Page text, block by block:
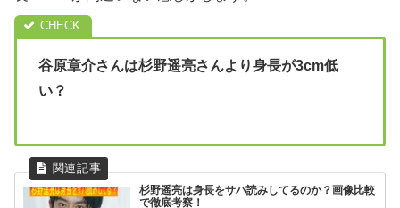
谷原章介さんは杉野遥亮さんより身長が3cm低
い？
杉野遥亮は身長をサバ読みしてるのか？画像比較
で徹底考察！